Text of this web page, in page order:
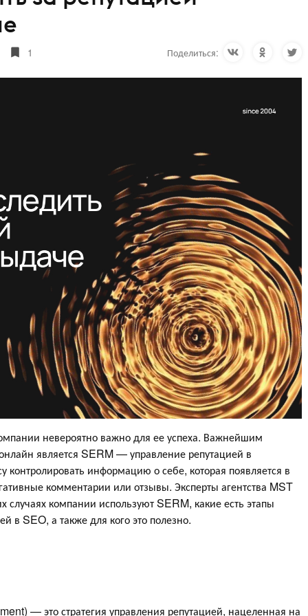
1 Поделиться:
невероятно важно для ее успеха. Важнейшим
является SERM — управление репутацией в
контролировать информацию о себе, которая появляется в
комментарии или отзывы. Эксперты агентства MST
случаях компании используют SERM, какие есть этапы
в SEO, а также для кого это полезно.
— это стратегия управления репутацией, нацеленная на